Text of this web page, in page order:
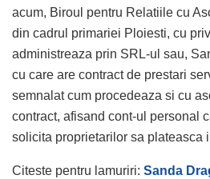
acum, Biroul pentru Relatiile cu
din cadrul primariei Ploiesti, cu
administreaza prin SRL-ul sau,
cu care are contract de prestari
semnalat cum procedeaza si cu
contract, afisand cont-ul personal
solicita proprietarilor sa plateasca
Citeste pentru lamuriri: Sanda